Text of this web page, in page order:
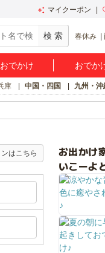
マイクーポン
春休み
でかけ おでか
庫 中国・四国 九州・沖
はこちら
お出かけ
いこーよ